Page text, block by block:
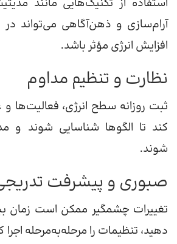
استفاده از تکنیک‌هایی مانند
آرام‌سازی و ذهن‌آگاهی می‌تواند
افزایش انرژی مؤثر باشد.
نظارت و تنظیم مداوم
ثبت روزانه سطح انرژی، فعالیت‌ها و
کند تا الگوها شناسایی شوند و
شوند.
صبوری و پیشرفت
تغییرات چشمگیر ممکن است زمان
دهید، تنظیمات را مرحله‌به‌مرحله اجرا